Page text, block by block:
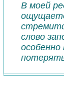
В моей
слово